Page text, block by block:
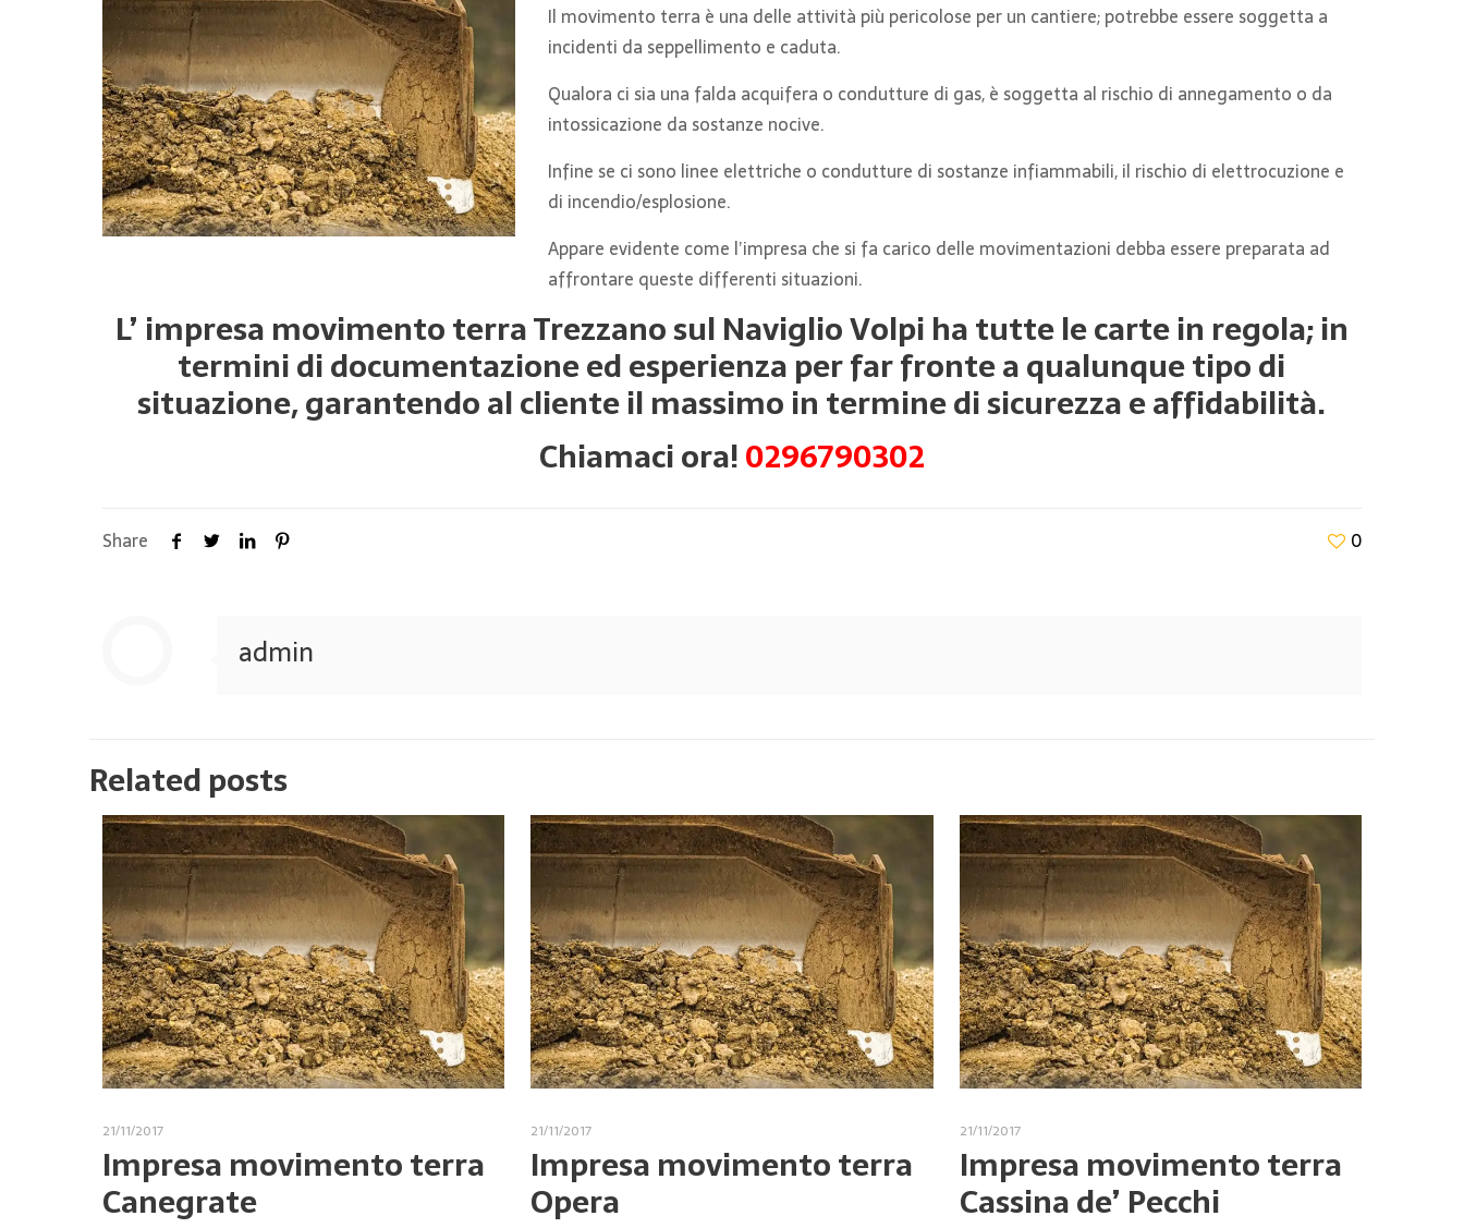
Il movimento terra è una delle attività più pericolose per un cantiere; potrebbe essere soggetta a
incidenti da seppellimento e caduta.
Qualora ci sia una falda acquifera o condutture di gas, è soggetta al rischio di annegamento o da
intossicazione da sostanze nocive.
Infine se ci sono linee elettriche o condutture di sostanze infiammabili, il rischio di elettrocuzione e
di incendio/esplosione.
Appare evidente come l’impresa che si fa carico delle movimentazioni debba essere preparata ad
affrontare queste differenti situazioni.
L’ impresa movimento terra Trezzano sul Naviglio Volpi ha tutte le carte in regola; in
termini di documentazione ed esperienza per far fronte a qualunque tipo di
situazione, garantendo al cliente il massimo in termine di sicurezza e affidabilità.
Chiamaci ora!0296790302
Share 0
admin
Related posts
21/11/2017
Impresa movimento terra
Canegrate
21/11/2017
Impresa movimento terra
Opera
21/11/2017
Impresa movimento terra
Cassina de’ Pecchi